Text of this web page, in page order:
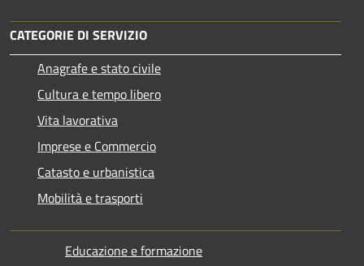
CATEGORIE DI SERVIZIO
Anagrafe e stato civile
Cultura e tempo libero
Vita lavorativa
Imprese e Commercio
Catasto e urbanistica
Mobilità e trasporti
Educazione e formazione